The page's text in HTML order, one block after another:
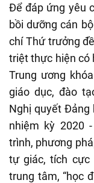
Để đáp ứng yêu
bồi dưỡng cán
chí Thứ trưởng
triệt thực hiện có
Trung ương
giáo dục, đào
Nghị quyết Đảng
nhiệm kỳ 2020
trình, phương
tự giác, tích cực
trung tâm, “học